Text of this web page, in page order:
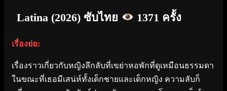
Latina (2026) ซับไทย 1371 ครั้ง
เรื่องย่อ:
เรื่องราวเกี่ยวกับหญิงลึกลับที่เขย่าหอพักที่ดูเหมือนธรรมดา
ในขณะที่เธอมีเสน่ห์ทั้งเด็กชายและเด็กหญิง ความลับก็